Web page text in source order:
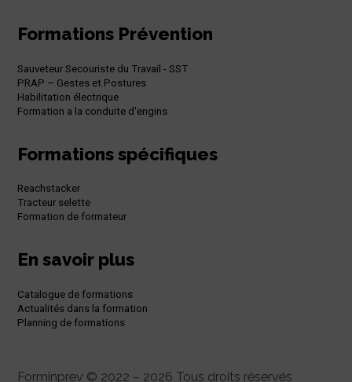
Formations Prévention
Sauveteur Secouriste du Travail - SST
PRAP – Gestes et Postures
Habilitation électrique
Formation a la conduite d'engins
Formations spécifiques
Reachstacker
Tracteur selette
Formation de formateur
En savoir plus
Catalogue de formations
Actualités dans la formation
Planning de formations
Forminprev © 2022 – 2026 Tous droits réservés